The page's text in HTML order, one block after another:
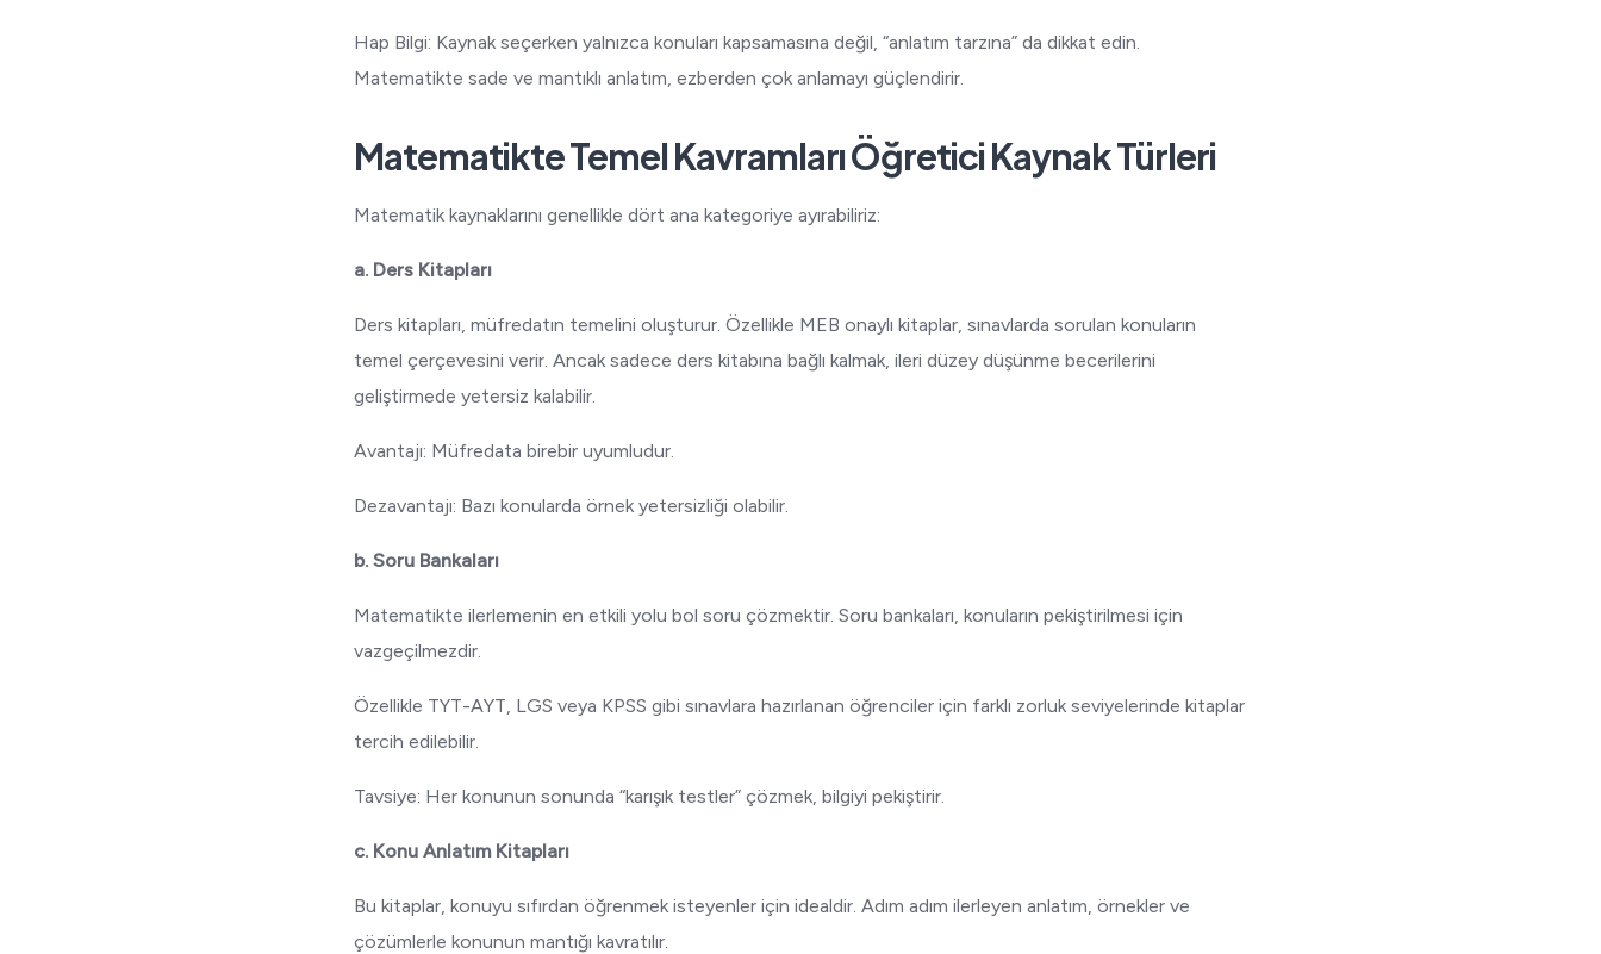
Hap Bilgi: Kaynak seçerken yalnızca konuları kapsamasına değil, “anlatım tarzına” da dikkat edin.
Matematikte sade ve mantıklı anlatım, ezberden çok anlamayı güçlendirir.
Matematikte Temel Kavramları Öğretici Kaynak Türleri
Matematik kaynaklarını genellikle dört ana kategoriye ayırabiliriz:
a. Ders Kitapları
Ders kitapları, müfredatın temelini oluşturur. Özellikle MEB onaylı kitaplar, sınavlarda sorulan konuların
temel çerçevesini verir. Ancak sadece ders kitabına bağlı kalmak, ileri düzey düşünme becerilerini
geliştirmede yetersiz kalabilir.
Avantajı: Müfredata birebir uyumludur.
Dezavantajı: Bazı konularda örnek yetersizliği olabilir.
b. Soru Bankaları
Matematikte ilerlemenin en etkili yolu bol soru çözmektir. Soru bankaları, konuların pekiştirilmesi için
vazgeçilmezdir.
Özellikle TYT-AYT, LGS veya KPSS gibi sınavlara hazırlanan öğrenciler için farklı zorluk seviyelerinde kitaplar
tercih edilebilir.
Tavsiye: Her konunun sonunda “karışık testler” çözmek, bilgiyi pekiştirir.
c. Konu Anlatım Kitapları
Bu kitaplar, konuyu sıfırdan öğrenmek isteyenler için idealdir. Adım adım ilerleyen anlatım, örnekler ve
çözümlerle konunun mantığı kavratılır.